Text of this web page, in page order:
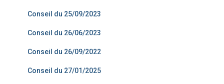
Conseil du 25/09/2023
Conseil du 26/06/2023
Conseil du 26/09/2022
Conseil du 27/01/2025